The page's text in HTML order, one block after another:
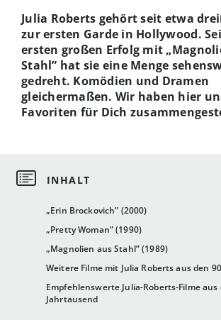
„Erin Brockovich” (2000)
„Pretty Woman” (1990)
„Magnolien aus Stahl” (1989)
Weitere Filme mit Julia Roberts aus den
Empfehlenswerte Julia-Roberts-Filme
Jahrtausend
Julia Roberts gehört seit etwa
zur ersten Garde in Hollywood.
ersten großen Erfolg mit
Stahl” hat sie eine Menge
gedreht. Komödien und Dramen
gleichermaßen. Wir haben hier
Favoriten für Dich